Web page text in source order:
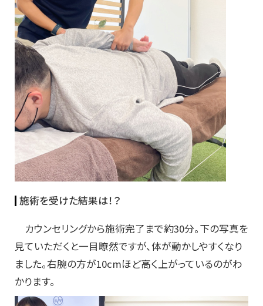
施術を受けた結果は！？
カウンセリングから施術完了まで約30分。下の写真を
見ていただくと一目瞭然ですが、体が動かしやすくなり
ました。右腕の方が10cmほど高く上がっているのがわ
かります。